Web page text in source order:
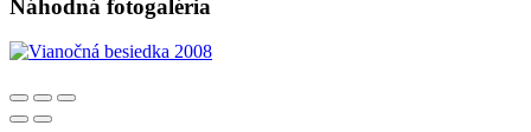
Náhodná fotogaléria